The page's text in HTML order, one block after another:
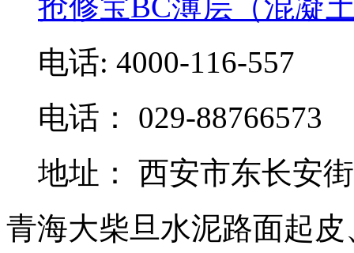
抢修宝BC薄层（混凝
电话: 4000-116-557
电话： 029-88766573
地址： 西安市东长安
青海大柴旦水泥路面起